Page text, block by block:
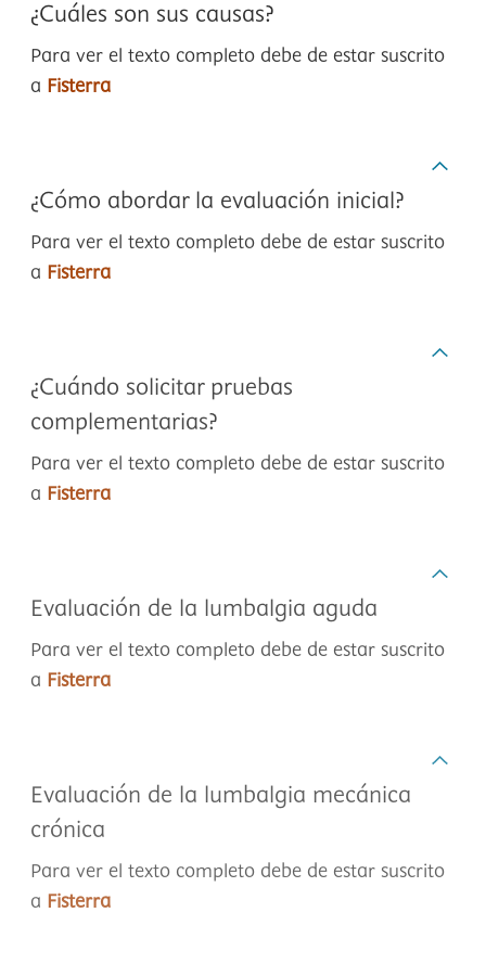
¿Cuáles son sus causas?
Para ver el texto completo debe de estar suscrito
a Fisterra
¿Cómo abordar la evaluación inicial?
Para ver el texto completo debe de estar suscrito
a Fisterra
¿Cuándo solicitar pruebas
complementarias?
Para ver el texto completo debe de estar suscrito
a Fisterra
Evaluación de la lumbalgia aguda
Para ver el texto completo debe de estar suscrito
a Fisterra
Evaluación de la lumbalgia mecánica
crónica
Para ver el texto completo debe de estar suscrito
a Fisterra